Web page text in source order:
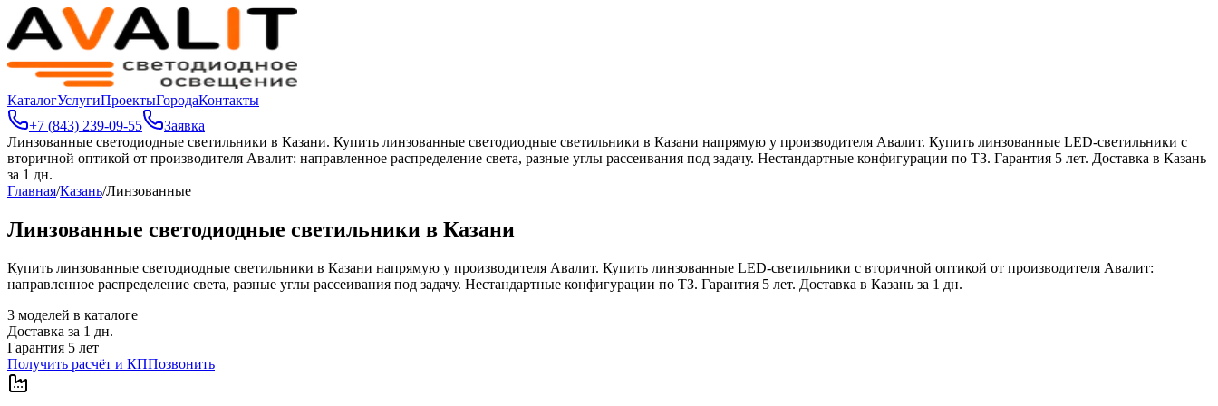
КаталогУслугиПроектыГородаКонтакты
+7 (843) 239-09-55
Заявка
Линзованные светодиодные светильники в Казани. Купить линзованные светодиодные светильники в Казани напрямую у производителя Авалит. Купить линзованные LED-светильники с
вторичной оптикой от производителя Авалит: направленное распределение света, разные углы рассеивания под задачу. Нестандартные конфигурации по ТЗ. Гарантия 5 лет. Доставка в Казань
за 1 дн.
Главная/Казань/Линзованные
Линзованные светодиодные светильники в Казани
Купить линзованные светодиодные светильники в Казани напрямую у производителя Авалит. Купить линзованные LED-светильники с вторичной оптикой от производителя Авалит:
направленное распределение света, разные углы рассеивания под задачу. Нестандартные конфигурации по ТЗ. Гарантия 5 лет. Доставка в Казань за 1 дн.
3 моделей в каталоге
Доставка за 1 дн.
Гарантия 5 лет
Получить расчёт и КППозвонить